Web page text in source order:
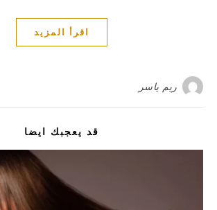
اقرأ المزيد
ريم ياسر
قد يعجبك ايضا